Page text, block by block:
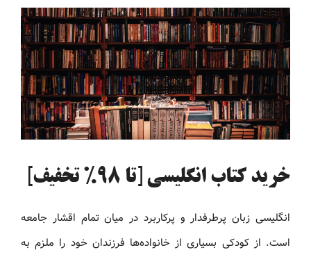
خرید کتاب انگلیسی [تا 98% تخفیف]
انگلیسی زبان پرطرفدار و پرکاربرد در میان تمام اقشار جامعه
است. از کودکی بسیاری از خانواده‌ها فرزندان خود را ملزم به